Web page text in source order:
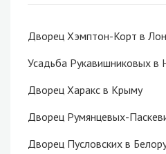
Дворец Хэмптон-Корт в
Усадьба Рукавишниковых
Дворец Харакс в Крыму
Дворец Румянцевых-
Дворец Пусловских в